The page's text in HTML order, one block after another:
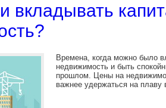
вкладывать
Времена, когда можно было
недвижимость и быть
прошлом. Цены на
важнее удержаться на плаву